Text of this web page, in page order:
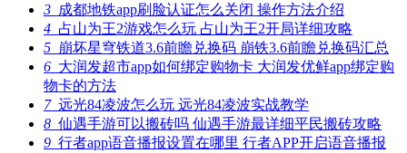
3 成都地铁app刷脸认证怎么关闭 操作方法介绍
4 占山为王2游戏怎么玩 占山为王2开局详细攻略
5 崩坏星穹铁道3.6前瞻兑换码 崩铁3.6前瞻兑换码汇总
6 大润发超市app如何绑定购物卡 大润发优鲜app绑定购
物卡的方法
7远光84凌波怎么玩 远光84凌波实战教学
8 仙遇手游可以搬砖吗 仙遇手游最详细平民搬砖攻略
9 行者app语音播报设置在哪里 行者APP开启语音播报